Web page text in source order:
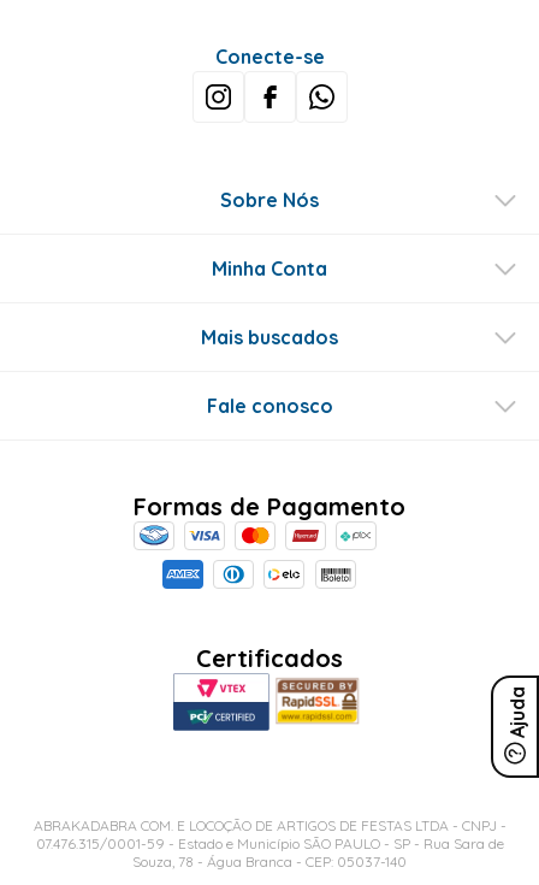
Ajuda
Conecte-se
Sobre Nós
Minha Conta
Mais buscados
Fale conosco
Formas de Pagamento
Certificados
ABRAKADABRA COM. E LOCOÇÃO DE ARTIGOS DE FESTAS LTDA - CNPJ -
07.476.315/0001-59 - Estado e Município SÃO PAULO - SP - Rua Sara de
Souza, 78 - Água Branca - CEP: 05037-140